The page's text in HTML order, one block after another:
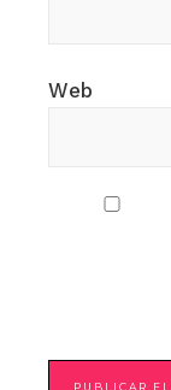
Web